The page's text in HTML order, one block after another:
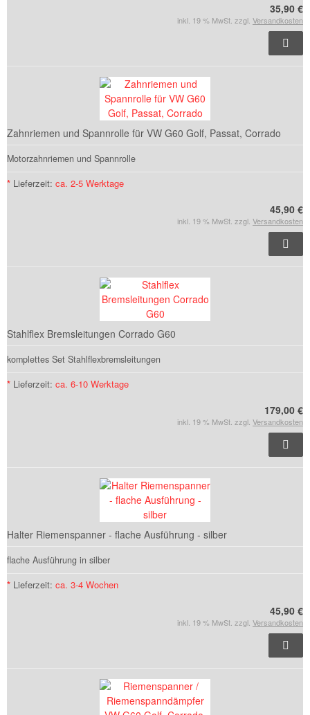
35,90 €
inkl. 19 % MwSt. zzgl. Versandkosten
Zahnriemen und Spannrolle für VW G60 Golf, Passat, Corrado
Motorzahnriemen und Spannrolle
* Lieferzeit: ca. 2-5 Werktage
45,90 €
inkl. 19 % MwSt. zzgl. Versandkosten
Stahlflex Bremsleitungen Corrado G60
komplettes Set Stahlflexbremsleitungen
* Lieferzeit: ca. 6-10 Werktage
179,00 €
inkl. 19 % MwSt. zzgl. Versandkosten
Halter Riemenspanner - flache Ausführung - silber
flache Ausführung in silber
* Lieferzeit: ca. 3-4 Wochen
45,90 €
inkl. 19 % MwSt. zzgl. Versandkosten